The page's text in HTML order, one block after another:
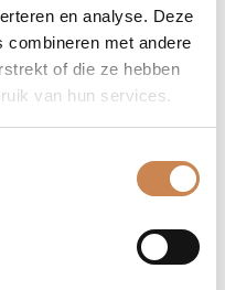
en analyse. Deze
combineren met andere
of die ze hebben
van hun services.